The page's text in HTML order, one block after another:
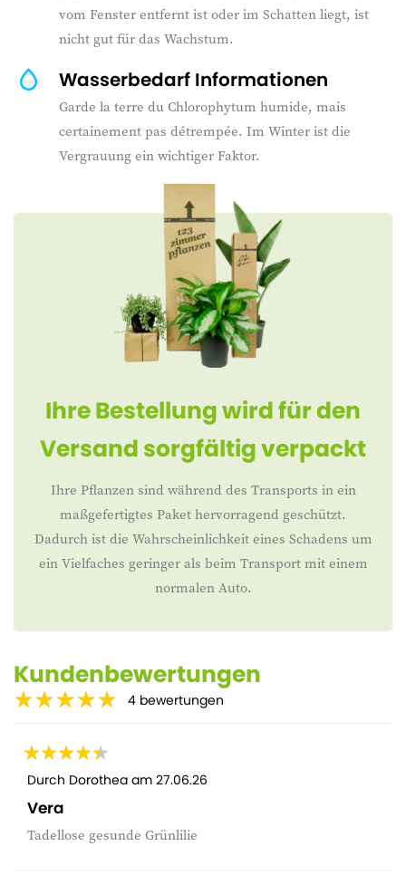
vom Fenster entfernt ist oder im Schatten liegt, ist
nicht gut für das Wachstum.
Wasserbedarf Informationen
Garde la terre du Chlorophytum humide, mais
certainement pas détrempée. Im Winter ist die
Vergrauung ein wichtiger Faktor.
Ihre Bestellung wird für den
Versand sorgfältig verpackt
Ihre Pflanzen sind während des Transports in ein
maßgefertigtes Paket hervorragend geschützt.
Dadurch ist die Wahrscheinlichkeit eines Schadens um
ein Vielfaches geringer als beim Transport mit einem
normalen Auto.
Kundenbewertungen
4 bewertungen
Durch Dorothea am 27.06.26
Vera
Tadellose gesunde Grünlilie